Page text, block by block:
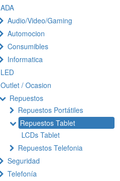
ADA
Audio/Video/Gaming
Automocion
Consumibles
Informatica
LED
Outlet / Ocasion
Repuestos
Repuestos Portátiles
Repuestos Tablet
LCDs Tablet
Repuestos Telefonia
Seguridad
Telefonía